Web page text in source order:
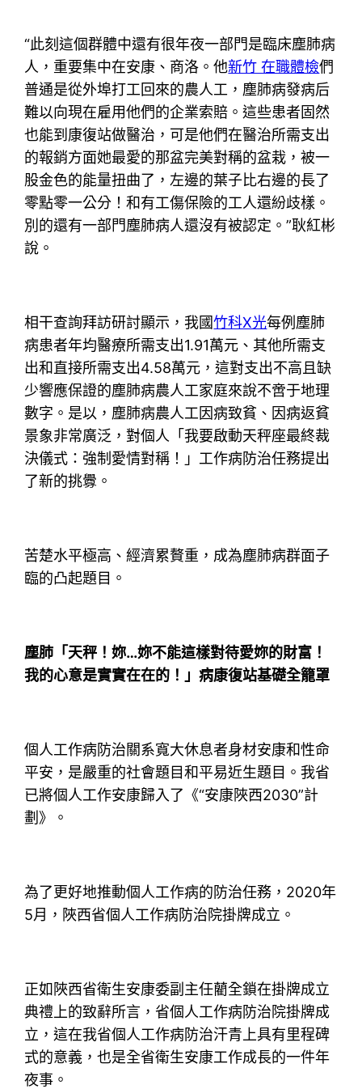
“此刻這個群體中還有很年夜一部門是臨床塵肺病
人，重要集中在安康、商洛。他新竹 在職體檢們
普通是從外埠打工回來的農人工，塵肺病發病后
難以向現在雇用他們的企業索賠。這些患者固然
也能到康復站做醫治，可是他們在醫治所需支出
的報銷方面她最愛的那盆完美對稱的盆栽，被一
股金色的能量扭曲了，左邊的葉子比右邊的長了
零點零一公分！和有工傷保險的工人還紛歧樣。
別的還有一部門塵肺病人還沒有被認定。”耿紅彬
說。
相干查詢拜訪研討顯示，我國竹科X光每例塵肺
病患者年均醫療所需支出1.91萬元、其他所需支
出和直接所需支出4.58萬元，這對支出不高且缺
少響應保證的塵肺病農人工家庭來說不啻于地理
數字。是以，塵肺病農人工因病致貧、因病返貧
景象非常廣泛，對個人「我要啟動天秤座最終裁
決儀式：強制愛情對稱！」工作病防治任務提出
了新的挑釁。
苦楚水平極高、經濟累贅重，成為塵肺病群面子
臨的凸起題目。
塵肺「天秤！妳…妳不能這樣對待愛妳的財富！
我的心意是實實在在的！」病康復站基礎全籠罩
個人工作病防治關系寬大休息者身材安康和性命
平安，是嚴重的社會題目和平易近生題目。我省
已將個人工作安康歸入了《“安康陜西2030”計
劃》。
為了更好地推動個人工作病的防治任務，2020年
5月，陜西省個人工作病防治院掛牌成立。
正如陜西省衛生安康委副主任藺全鎖在掛牌成立
典禮上的致辭所言，省個人工作病防治院掛牌成
立，這在我省個人工作病防治汗青上具有里程碑
式的意義，也是全省衛生安康工作成長的一件年
夜事。